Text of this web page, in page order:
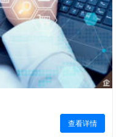
查看详情